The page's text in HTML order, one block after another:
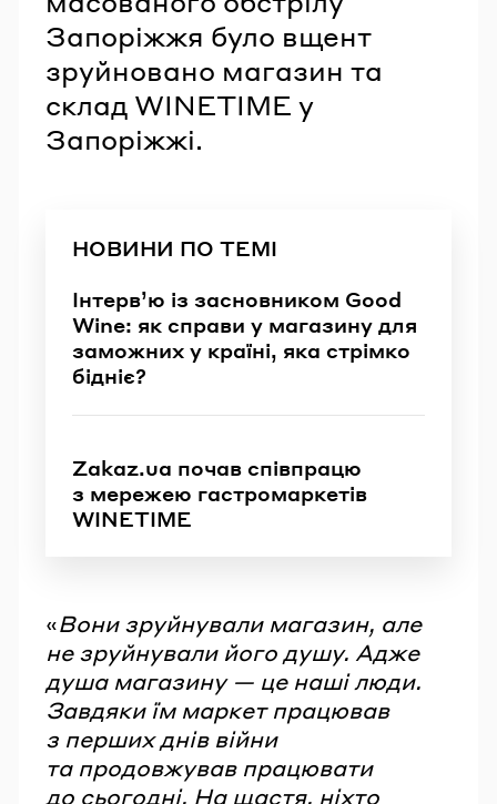
Запоріжжя було вщент
зруйновано магазин та
склад WINETIME у
Запоріжжі.
НОВИНИ ПО ТЕМІ
Інтерв’ю із засновником Good
Wine: як справи у магазину для
заможних у країні, яка стрімко
бідніє?
Zakaz.ua почав співпрацю
з мережею гастромаркетів
WINETIME
«Вони зруйнували магазин, але
не зруйнували його душу. Адже
душа магазину — це наші люди.
Завдяки їм маркет працював
з перших днів війни
та продовжував працювати
до сьогодні. На щастя, ніхто